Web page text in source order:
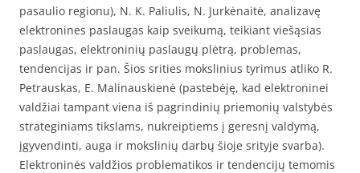
pasaulio regionu), N. K. Paliulis, N. Jurkėnaitė, analizavę
elektronines paslaugas kaip sveikumą, teikiant viešąsias
paslaugas, elektroninių paslaugų plėtrą, problemas,
tendencijas ir pan. Šios srities mokslinius tyrimus atliko R.
Petrauskas, E. Malinauskienė (pastebėję, kad elektroninei
valdžiai tampant viena iš pagrindinių priemonių valstybės
strateginiams tikslams, nukreiptiems į geresnį valdymą,
įgyvendinti, auga ir mokslinių darbų šioje srityje svarba).
Elektroninės valdžios problematikos ir tendencijų temomis